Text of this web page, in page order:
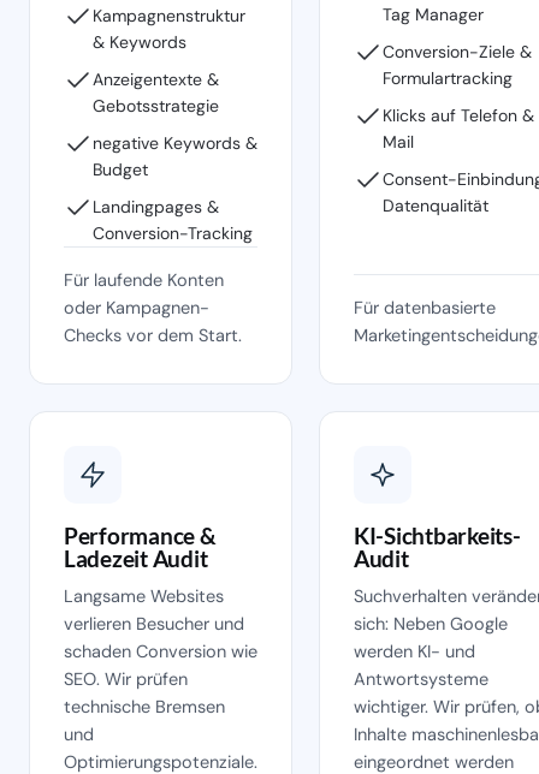
Kampagnenstruktur
& Keywords
Anzeigentexte &
Gebotsstrategie
negative Keywords &
Budget
Landingpages &
Conversion-Tracking
Für laufende Konten
oder Kampagnen-
Checks vor dem Start.
Tag Manager
Conversion-Ziele &
Formulartracking
Klicks auf Telefon
Mail
Consent-
Datenqualität
Für datenbasierte
Performance &
Ladezeit Audit
Langsame Websites
verlieren Besucher und
schaden Conversion wie
SEO. Wir prüfen
technische Bremsen
und
Optimierungspotenziale.
KI-Sichtbarkeits-
Audit
Suchverhalten
sich: Neben Google
werden KI- und
Antwortsysteme
wichtiger. Wir prüfen,
Inhalte
eingeordnet werden